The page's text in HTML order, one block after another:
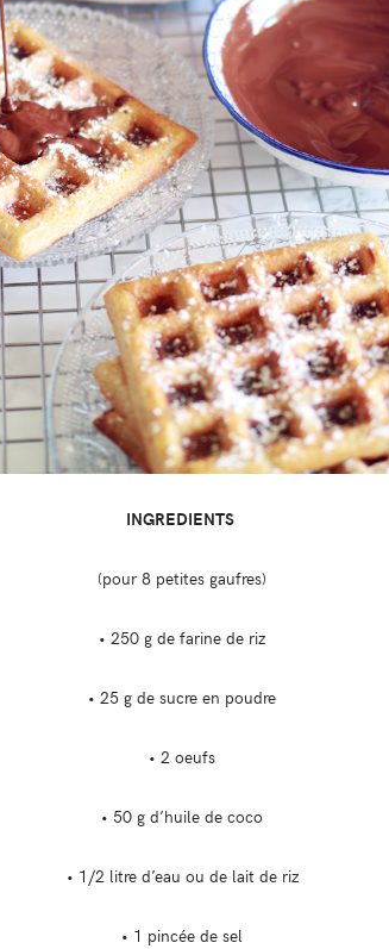
INGREDIENTS
(pour 8 petites gaufres)
• 250 g de farine de riz
• 25 g de sucre en poudre
• 2 oeufs
• 50 g d’huile de coco
• 1/2 litre d’eau ou de lait de riz
• 1 pincée de sel